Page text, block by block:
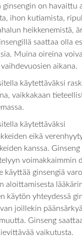
ginsengin on havaittu
ihon kutiamista,
heikkenemistä,
saattaa olla
Muina oireina
aikana.
käytettäväksi
vaikkakaan
käytettäväksi
eikä
kanssa.
voimakkaimmin
käyttää ginsengiä
aloittamisesta
käytön yhteydessä
joillekin
Ginseng
vaikutusta.